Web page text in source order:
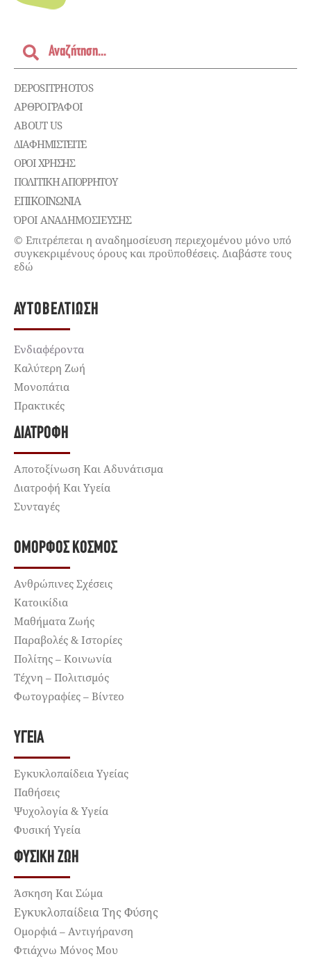
DEPOSITPHOTOS
ΑΡΘΡΟΓΡΑΦΟΙ
ABOUT US
ΔΙΑΦΗΜΙΣΤΕΊΤΕ
ΌΡΟΙ ΧΡΉΣΗΣ
ΠΟΛΙΤΙΚΉ ΑΠΟΡΡΉΤΟΥ
ΕΠΙΚΟΙΝΩΝΊΑ
ΌΡΟΙ ΑΝΑΔΗΜΟΣΙΕΥΣΗΣ
© Επιτρέπεται η αναδημοσίευση περιεχομένου μόνο υπό
συγκεκριμένους όρους και προϋποθέσεις. Διαβάστε τους
εδώ
ΑΥΤΟΒΕΛΤΊΩΣΗ
Ενδιαφέροντα
Καλύτερη Ζωή
Μονοπάτια
Πρακτικές
ΔΙΑΤΡΟΦΉ
Αποτοξίνωση Και Αδυνάτισμα
Διατροφή Και Υγεία
Συνταγές
ΌΜΟΡΦΟΣ ΚΌΣΜΟΣ
Ανθρώπινες Σχέσεις
Κατοικίδια
Μαθήματα Ζωής
Παραβολές & Ιστορίες
Πολίτης – Κοινωνία
Τέχνη – Πολιτισμός
Φωτογραφίες – Βίντεο
ΥΓΕΊΑ
Εγκυκλοπαίδεια Υγείας
Παθήσεις
Ψυχολογία & Υγεία
Φυσική Υγεία
ΦΥΣΙΚΉ ΖΩΉ
Άσκηση Και Σώμα
Εγκυκλοπαίδεια Της Φύσης
Ομορφιά – Αντιγήρανση
Φτιάχνω Μόνος Μου